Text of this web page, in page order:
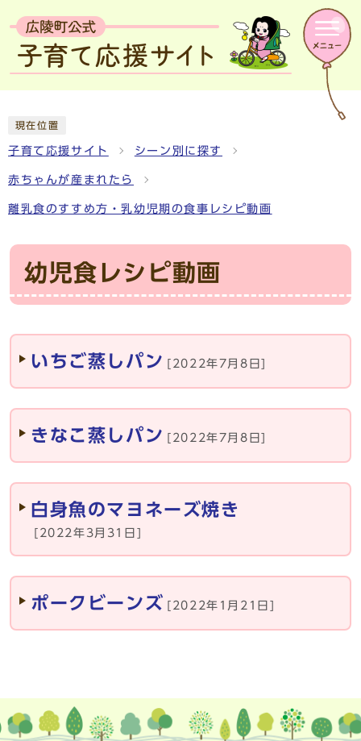
現在位置
子育て応援サイト シーン別に探す
赤ちゃんが産まれたら
離乳食のすすめ方・乳幼児期の食事レシピ動画
幼児食レシピ動画
メインメニュー
いちご蒸しパン [2022年7月8日]
きなこ蒸しパン [2022年7月8日]
白身魚のマヨネーズ焼き
[2022年3月31日]
ポークビーンズ [2022年1月21日]